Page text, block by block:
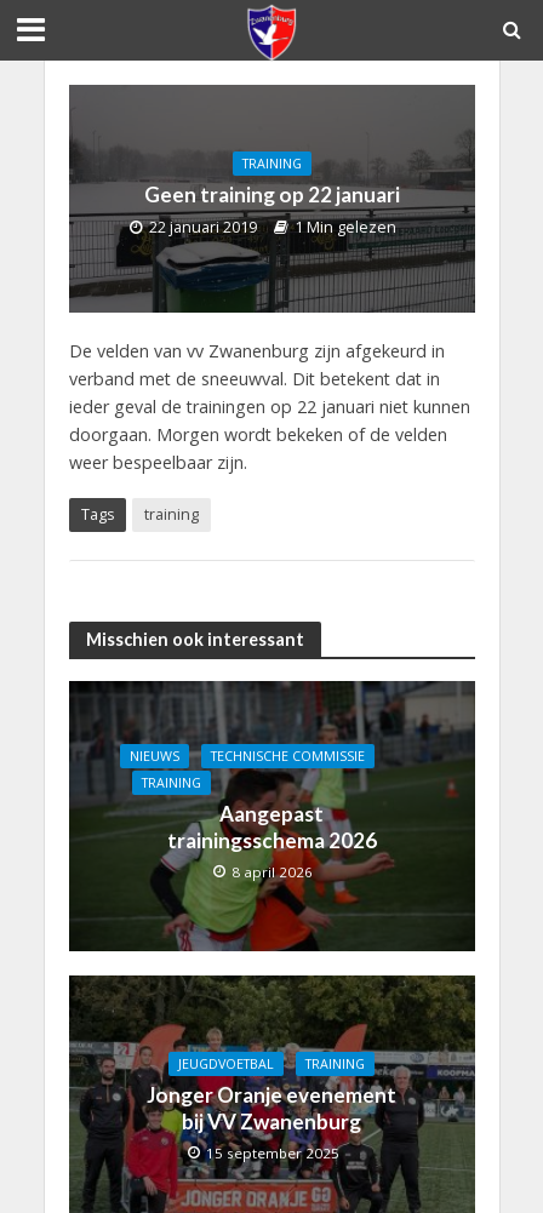
TRAINING
Geen training op 22 januari
22 januari 2019 1 Min gelezen
De velden van vv Zwanenburg zijn afgekeurd in
verband met de sneeuwval. Dit betekent dat in
ieder geval de trainingen op 22 januari niet kunnen
doorgaan. Morgen wordt bekeken of de velden
weer bespeelbaar zijn.
Tags training
Misschien ook interessant
NIEUWS
TECHNISCHE COMMISSIE
TRAINING
Aangepast
trainingsschema 2026
8 april 2026
JEUGDVOETBAL TRAINING
Jonger Oranje evenement
bij VV Zwanenburg
15 september 2025